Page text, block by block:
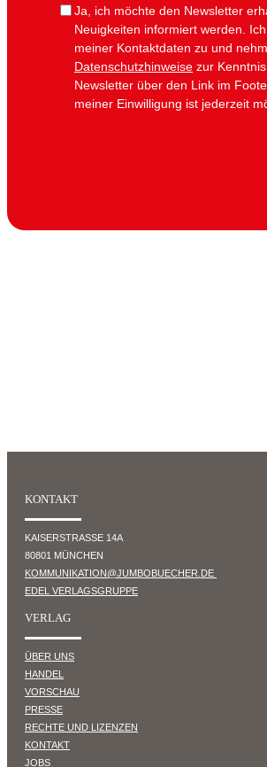
l
Ja, ich möchte den Newsletter
Neuigkeiten informiert werden.
meiner Kontaktdaten zu und
Datenschutzhinweise zur
Newsletter über den Link im
meiner Einwilligung ist jederzeit
KONTAKT
KAISERSTRASSE 14A
80801 MÜNCHEN
KOMMUNIKATION@JUMBOBUECHER.DE
EDEL VERLAGSGRUPPE
VERLAG
ÜBER UNS
HANDEL
VORSCHAU
PRESSE
RECHTE UND LIZENZEN
KONTAKT
JOBS